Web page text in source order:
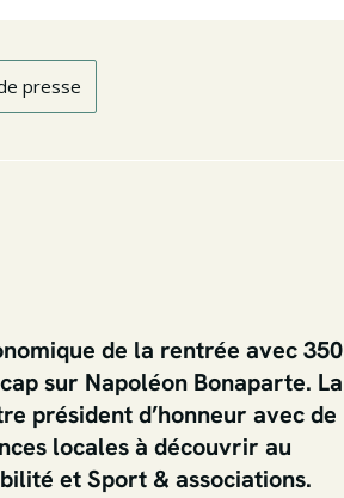
presse
de la rentrée avec 350
sur Napoléon Bonaparte. La
président d’honneur avec de
locales à découvrir au
et Sport & associations.